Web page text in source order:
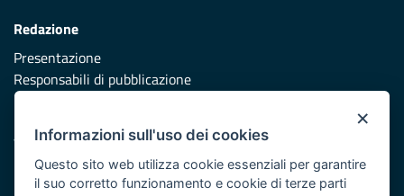
Redazione
Presentazione
Responsabili di pubblicazione
Vai al sito di Protezione Civile Puglia
Iniziativa finanziata con risorse del POR Puglia 2014/2020 -
×
Informazioni sull'uso dei cookies
Questo sito web utilizza cookie essenziali per garantire
il suo corretto funzionamento e cookie di terze parti